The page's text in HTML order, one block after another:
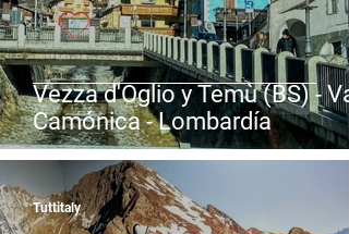
Vezza d'Oglio y Temù (BS) -
Camónica - Lombardía
Tuttitaly